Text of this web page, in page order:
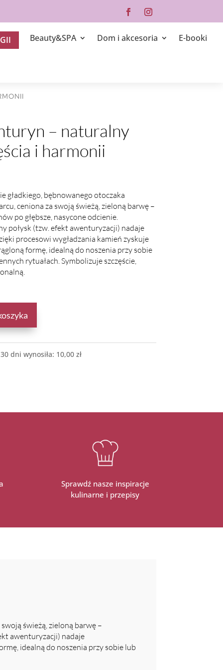
Beauty&SPA Dom i akcesoria E-booki
– naturalny
i harmonii
gładkiego, bębnowanego otoczaka
ceniona za swoją świeżą, zieloną barwę –
po głębsze, nasycone odcienie.
połysk (tzw. efekt awenturyzacji) nadaje
procesowi wygładzania kamień zyskuje
formę, idealną do noszenia przy sobie
rytuałach. Symbolizuje szczęście,
dni wynosiła: 10,00 zł
Sprawdź nasze inspiracje
kulinarne i przepisy
świeżą, zieloną barwę –
awenturyzacji) nadaje
idealną do noszenia przy sobie lub